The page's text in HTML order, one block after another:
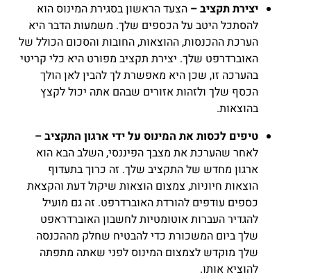
יצירת תקציב – הצעד הראשון בסגירת המינוס הוא
להסתכל היטב על הכספים שלך. משמעות הדבר היא
הערכת ההכנסות, ההוצאות, החובות והסכום הכולל של
האוברדרפט שלך. יצירת תקציב מפורט היא כלי קריטי
בהערכה זו, שכן היא מאפשרת לך להבין לאן הולך
הכסף שלך ולזהות אזורים שבהם אתה יכול לקצץ
בהוצאות.
טיפים לכסות את המינוס על ידי ארגון התקציב –
לאחר שהערכת את מצבך הפיננסי, השלב הבא הוא
ארגון מחדש של התקציב שלך. זה כרוך בתעדוף
הוצאות חיוניות, צמצום הוצאות שיקול דעת והקצאת
כספים עודפים להורדת האוברדרפט. זה גם מועיל
להגדיר העברות אוטומטיות לחשבון האוברדראפט
שלך ביום המשכורת כדי להבטיח שחלק מההכנסה
שלך מוקדש לצמצום המינוס לפני שאתה מתפתה
להוציא אותו.